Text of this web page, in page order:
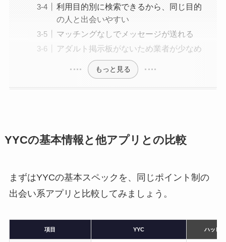
利用目的別に検索できるから、同じ目的
の人と出会いやすい
マッチングなしでメッセージが送れる
アダルト掲示板がないため業者が少なめ
もっと見る
YYCの基本情報と他アプリとの比較
まずはYYCの基本スペックを、同じポイント制の
出会い系アプリと比較してみましょう。
項目 YYC ハッピ